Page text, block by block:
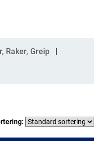
Raker, Greip